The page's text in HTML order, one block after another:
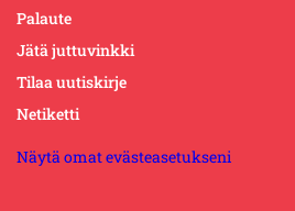
Palaute
Jätä juttuvinkki
Tilaa uutiskirje
Netiketti
Näytä omat evästeasetukseni